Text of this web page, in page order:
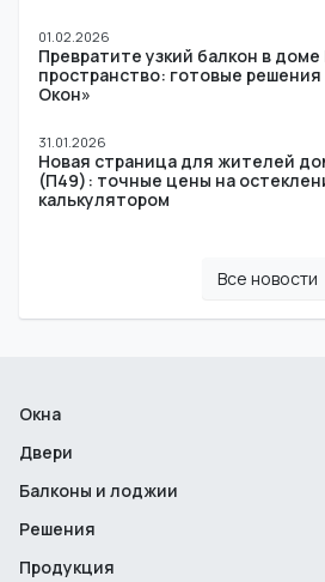
01.02.2026
Превратите узкий балкон в
пространство: готовые
Окон»
31.01.2026
Новая страница для жителей
(П49): точные цены на
калькулятором
Все новости
Окна
Двери
Балконы и лоджии
Решения
Продукция